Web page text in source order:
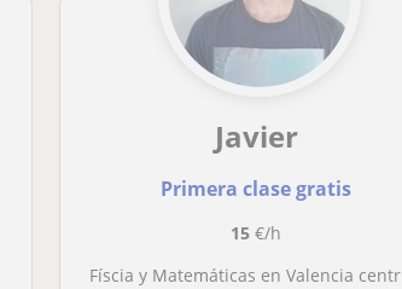
Javier
Primera clase gratis
15 €/h
Físcia y Matemáticas en Valencia centro (Pueden ser en inglés)